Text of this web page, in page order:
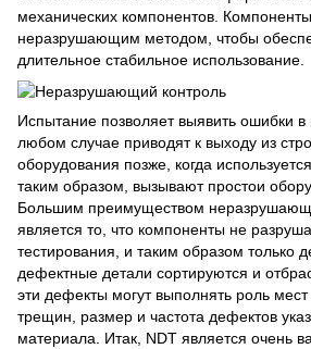
механических компонентов.
неразрушающим методом, чтобы
длительное стабильное использование.
Испытание позволяет выявить ошибки
любом случае приводят к выходу из
оборудования позже, когда
таким образом, вызывают простои
Большим преимуществом
является то, что компоненты не
тестирования, и таким образом только
дефектные детали сортируются и
эти дефекты могут выполнять роль мест
трещин, размер и частота дефектов
материала. Итак, NDT является очень